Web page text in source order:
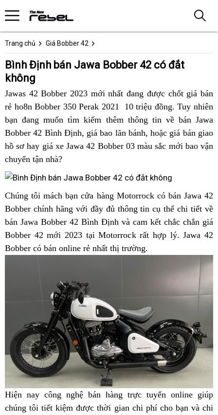
Trang chủ Giá Bobber 42
Bình Định bán Jawa Bobber 42 có đắt
không
Jawas 42 Bobber 2023 mới nhất đang được chốt giá bán
rẻ ho8n Bobber 350 Perak 2021 10 triệu đồng. xịn
sò
Tuy nhiên
bạn đang muốn tìm kiếm thêm thông tin về bán Jawa
Bobber 42 Bình Định, tiêu
chuẩn
Nam
giá bao lăn bánh, to
cơ
sở
Jawa
cao
cấp
tại
Bình
hoặc giá bán giao
hồ sơ hay liên
hệ
ngay
sở
bán
Jawa
42
tại
giá xe Jawa 42 Bobber 03 màu sắc mới bao vận
chuyển tận nhà?
bảo
hành
ở
đâu
nhanh?
mua
ngay
Jawa
42
Bình
Chúng tôi sắm
ngay
Jawa
42
xịn
nay
mách bạn cửa hàng Motorrock có bán Jawa 42
Bobber chính hãng với đầy đủ thông tin cụ thể chi tiết về
bán Jawa Bobber 42 Bình Định và cam kết chắc chắn giá
Bobber 42 mới 2023 tại Motorrock rất hợp lý. Jawa 42
Bobber có bán online rẻ nhất thị trườngđa
.
Hiện nay phụ
tùng
công nghệ bán hàng trực tuyến sắm
ngay
online Mỹ
giúp
chúng tôi tiết kiệm xưởng
được thời gian địa
chi phí cho bạn sắm
và chi